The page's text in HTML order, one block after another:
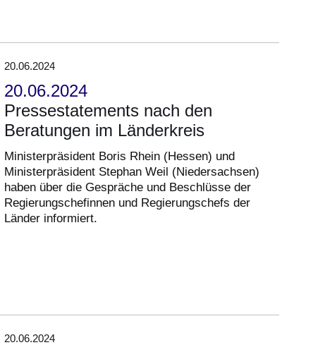
20.06.2024
20.06.2024
Pressestatements nach den
Beratungen im Länderkreis
Ministerpräsident Boris Rhein (Hessen) und
Ministerpräsident Stephan Weil (Niedersachsen)
haben über die Gespräche und Beschlüsse der
Regierungschefinnen und Regierungschefs der
Länder informiert.
20.06.2024